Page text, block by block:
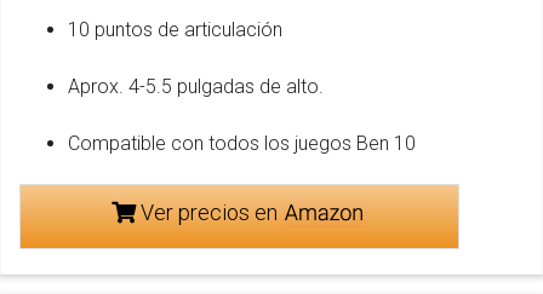
10 puntos de articulación
Aprox. 4-5.5 pulgadas de alto.
Compatible con todos los juegos Ben 10
Ver precios en